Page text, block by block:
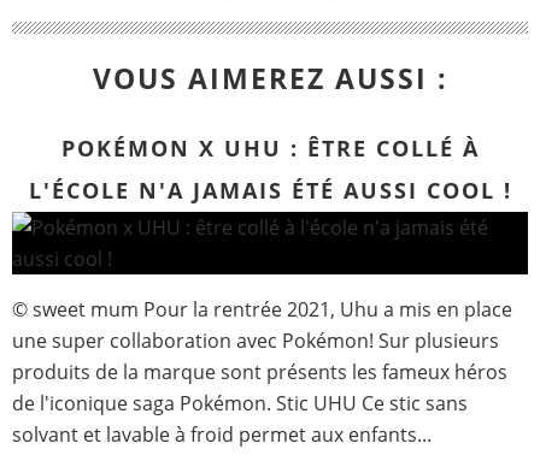
VOUS AIMEREZ AUSSI :
POKÉMON X UHU : ÊTRE COLLÉ À
L'ÉCOLE N'A JAMAIS ÉTÉ AUSSI COOL !
© sweet mum Pour la rentrée 2021, Uhu a mis en place
une super collaboration avec Pokémon! Sur plusieurs
produits de la marque sont présents les fameux héros
de l'iconique saga Pokémon. Stic UHU Ce stic sans
solvant et lavable à froid permet aux enfants...